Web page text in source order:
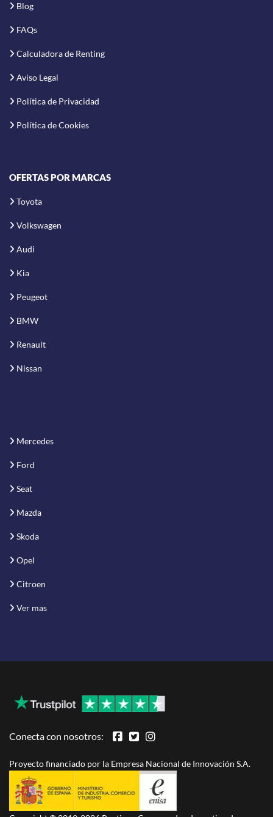
Blog
FAQs
Calculadora de Renting
Aviso Legal
Política de Privacidad
Política de Cookies
OFERTAS POR MARCAS
Toyota
Volkswagen
Audi
Kia
Peugeot
BMW
Renault
Nissan
Mercedes
Ford
Seat
Mazda
Skoda
Opel
Citroen
Ver mas
Conecta con nosotros:
Proyecto financiado por la Empresa Nacional de Innovación S.A.